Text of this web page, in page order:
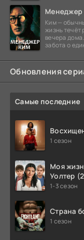
Менеджер
Ким —
жизнь течёт
вечера
забота о
Обновления
Самые последние
1 сезон
Моя
Уолтер
1-3 сезон
Страна
1 сезон